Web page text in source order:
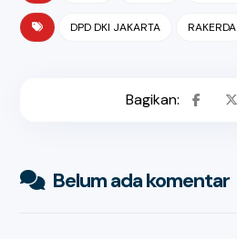
DPD DKI JAKARTA RAKERDA
Belum ada komentar